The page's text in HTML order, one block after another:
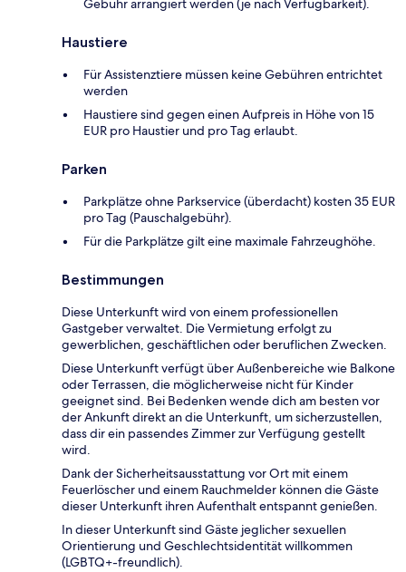
Gebühr arrangiert werden (je nach Verfügbarkeit).
Haustiere
Für Assistenztiere müssen keine Gebühren entrichtet
werden
Haustiere sind gegen einen Aufpreis in Höhe von 15
EUR pro Haustier und pro Tag erlaubt.
Parken
Parkplätze ohne Parkservice (überdacht) kosten 35 EUR
pro Tag (Pauschalgebühr).
Für die Parkplätze gilt eine maximale Fahrzeughöhe.
Bestimmungen
Diese Unterkunft wird von einem professionellen
Gastgeber verwaltet. Die Vermietung erfolgt zu
gewerblichen, geschäftlichen oder beruflichen Zwecken.
Diese Unterkunft verfügt über Außenbereiche wie Balkone
oder Terrassen, die möglicherweise nicht für Kinder
geeignet sind. Bei Bedenken wende dich am besten vor
der Ankunft direkt an die Unterkunft, um sicherzustellen,
dass dir ein passendes Zimmer zur Verfügung gestellt
wird.
Dank der Sicherheitsausstattung vor Ort mit einem
Feuerlöscher und einem Rauchmelder können die Gäste
dieser Unterkunft ihren Aufenthalt entspannt genießen.
In dieser Unterkunft sind Gäste jeglicher sexuellen
Orientierung und Geschlechtsidentität willkommen
(LGBTQ+-freundlich).